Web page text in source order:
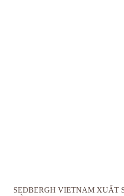
SED­BERGH VIETNAM XUẤT